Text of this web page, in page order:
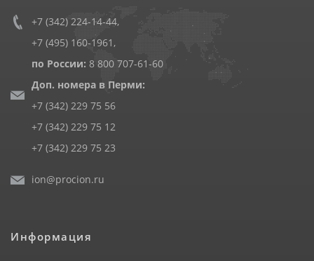
+7 (342) 224-14-44,
+7 (495) 160-1961 ,
по России: 8 800 707-61-60
Доп. номера в Перми:
+7 (342) 229 75 56
+7 (342) 229 75 12
+7 (342) 229 75 23
ion@procion.ru
Информация